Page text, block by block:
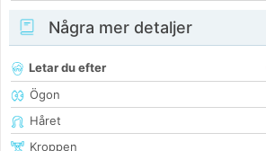
Några mer detaljer
Letar du efter
Ögon
Håret
Kroppen